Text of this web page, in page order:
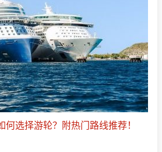
选择游轮？附热门路线推荐！